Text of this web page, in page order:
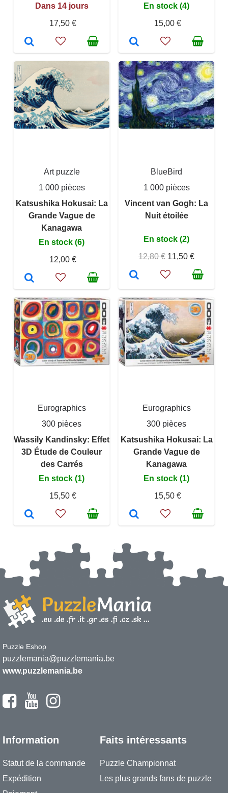
Dans 14 jours
17,50 €
En stock (4)
15,00 €
Art puzzle
1 000 pièces
Katsushika Hokusai: La
Grande Vague de
Kanagawa
En stock (6)
12,00 €
BlueBird
1 000 pièces
Vincent van Gogh: La
Nuit étoilée
En stock (2)
12,80 € 11,50 €
Eurographics
300 pièces
Wassily Kandinsky: Effet
3D Étude de Couleur
des Carrés
En stock (1)
15,50 €
Eurographics
300 pièces
Katsushika Hokusai: La
Grande Vague de
Kanagawa
En stock (1)
15,50 €
Puzzle Eshop
puzzlemania@puzzlemania.be
www.puzzlemania.be
Information
Statut de la commande
Expédition
Faits intéressants
Puzzle Championnat
Les plus grands fans de puzzle